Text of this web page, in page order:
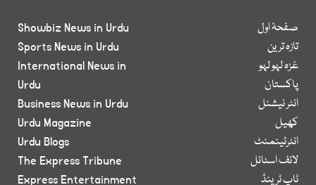
صفحۂ اول
تازہ ترین
غزہ لہو لہو
پاکستان
انٹر نیشنل
کھیل
انٹرٹینمنٹ
لائف اسٹائل
ٹاپ ٹرینڈ
Showbiz News in Urdu
Sports News in Urdu
International News in
Urdu
Business News in Urdu
Urdu Magazine
Urdu Blogs
The Express Tribune
Express Entertainment